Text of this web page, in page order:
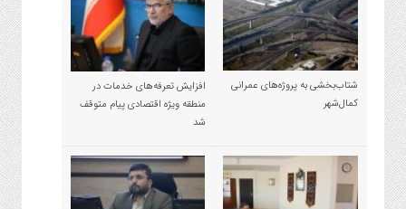
شتاب‌بخشی به پروژه‌های عمرانی
کمال‌شهر
افزایش تعرفه‌های خدمات در
منطقه ویژه اقتصادی پیام متوقف
شد